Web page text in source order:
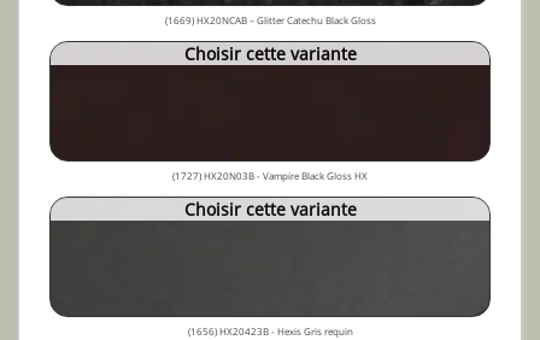
(1669) HX20NCAB – Glitter Catechu Black Gloss
Choisir cette variante
(1727) HX20N03B - Vampire Black Gloss HX
Choisir cette variante
(1656) HX20423B - Hexis Gris requin